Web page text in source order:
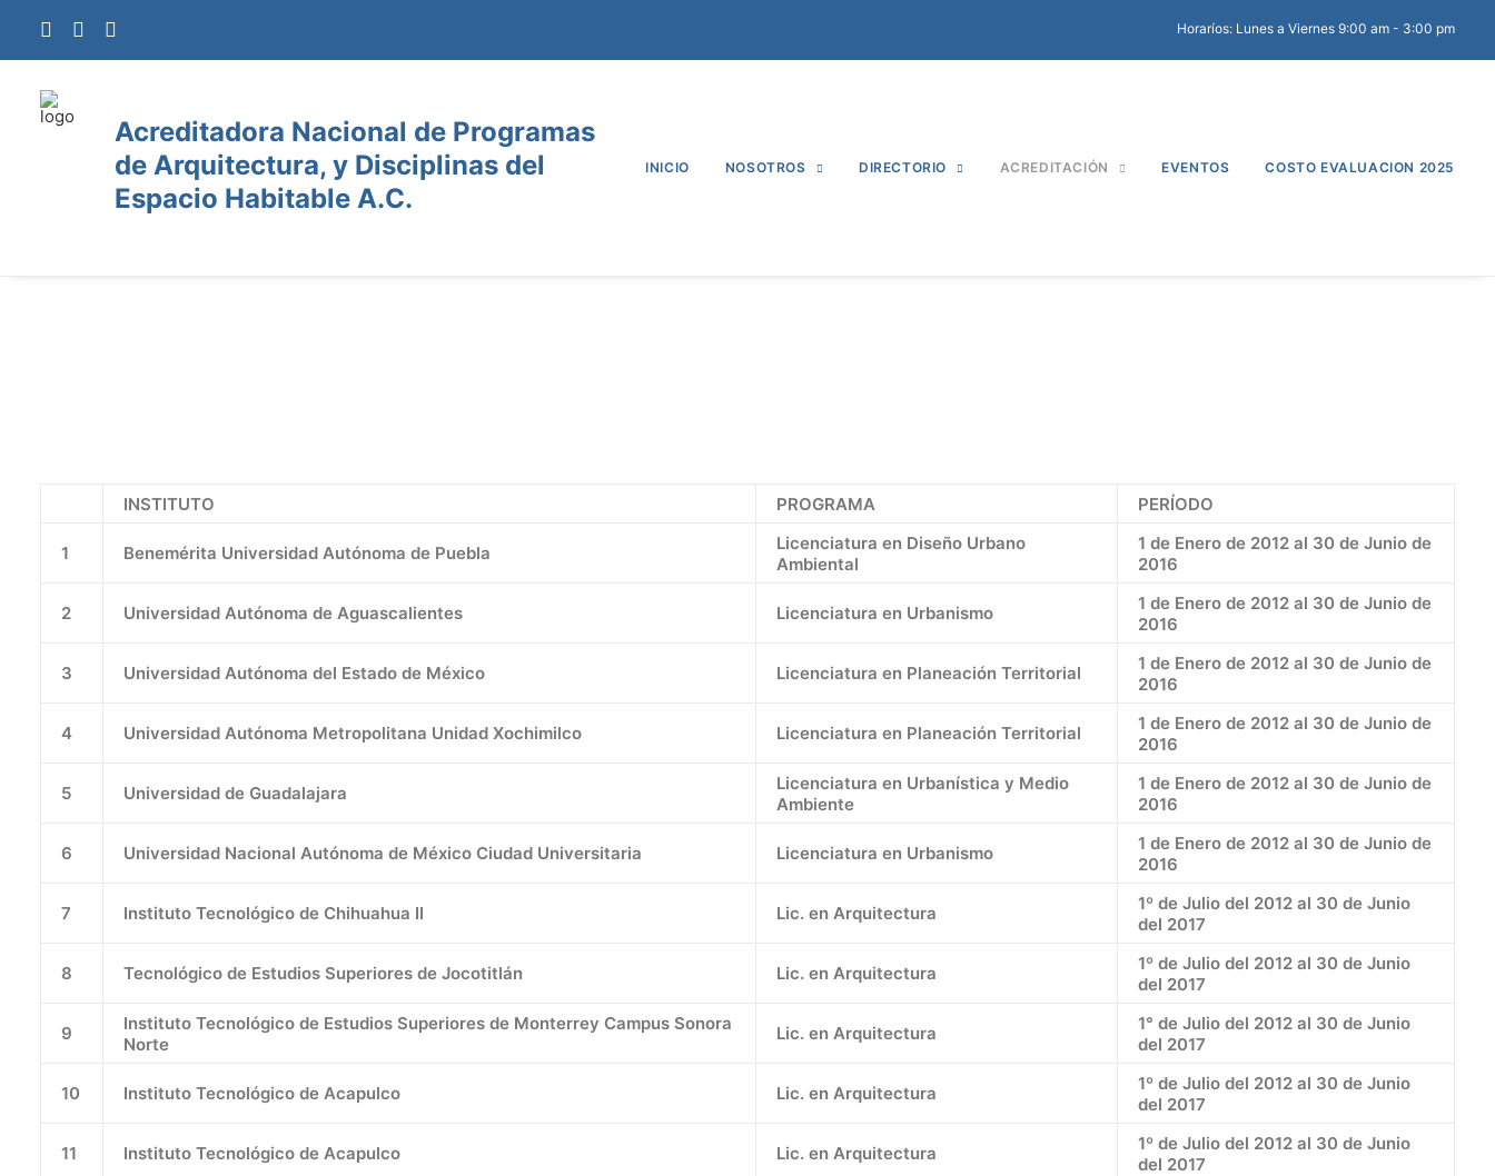
Horaríos: Lunes a Viernes 9:00 am - 3:00 pm
Acreditadora Nacional de Programas
de Arquitectura, y Disciplinas del
Espacio Habitable A.C.
INICIO NOSOTROS DIRECTORIO ACREDITACIÓN EVENTOS COSTO EVALUACION 2025
INSTITUTO PROGRAMA PERÍODO
1 Benemérita Universidad Autónoma de Puebla
Licenciatura en Diseño Urbano
Ambiental
1 de Enero de 2012 al 30 de Junio de
2016
2 Universidad Autónoma de Aguascalientes Licenciatura en Urbanismo
1 de Enero de 2012 al 30 de Junio de
2016
3 Universidad Autónoma del Estado de México Licenciatura en Planeación Territorial
1 de Enero de 2012 al 30 de Junio de
2016
4 Universidad Autónoma Metropolitana Unidad Xochimilco Licenciatura en Planeación Territorial
1 de Enero de 2012 al 30 de Junio de
2016
5 Universidad de Guadalajara
Licenciatura en Urbanística y Medio
Ambiente
1 de Enero de 2012 al 30 de Junio de
2016
6 Universidad Nacional Autónoma de México Ciudad Universitaria Licenciatura en Urbanismo
1 de Enero de 2012 al 30 de Junio de
2016
7 Instituto Tecnológico de Chihuahua II Lic. en Arquitectura
1º de Julio del 2012 al 30 de Junio
del 2017
8 Tecnológico de Estudios Superiores de Jocotitlán Lic. en Arquitectura
1º de Julio del 2012 al 30 de Junio
del 2017
9
Instituto Tecnológico de Estudios Superiores de Monterrey Campus Sonora
Norte
Lic. en Arquitectura
1° de Julio del 2012 al 30 de Junio
del 2017
10 Instituto Tecnológico de Acapulco Lic. en Arquitectura
1º de Julio del 2012 al 30 de Junio
del 2017
11 Instituto Tecnológico de Acapulco Lic. en Arquitectura
1º de Julio del 2012 al 30 de Junio
del 2017